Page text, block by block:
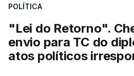
POLÍTICA
"Lei do Retorno".
envio para TC do
atos políticos